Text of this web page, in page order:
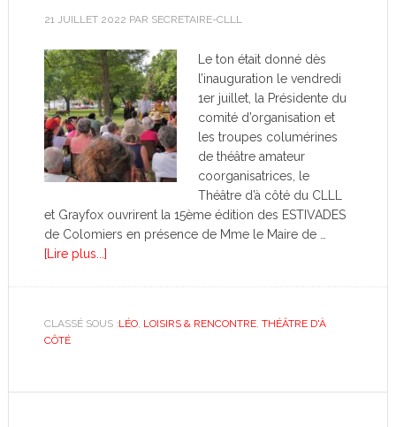
21 JUILLET 2022 PAR SECRETAIRE-CLLL
Le ton était donné dès
l’inauguration le vendredi
1er juillet, la Présidente du
comité d’organisation et
les troupes columérines
de théâtre amateur
coorganisatrices, le
Théâtre d’à côté du CLLL
et Grayfox ouvrirent la 15ème édition des ESTIVADES
de Colomiers en présence de Mme le Maire de …
[Lire plus...]
CLASSÉ SOUS :LÉO, LOISIRS & RENCONTRE, THÉÂTRE D'À
CÔTÉ